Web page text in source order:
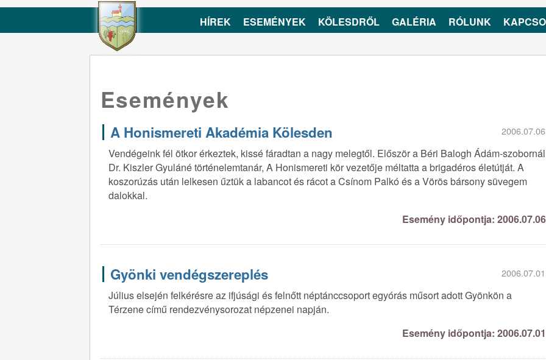
HÍREK ESEMÉNYEK KÖLESDRŐL GALÉRIA RÓLUNK
Események
A Honismereti Akadémia Kölesden
Vendégeink fél ötkor érkeztek, kissé fáradtan a nagy melegtől. Először a Béri Balogh Ádám-szobornál
Dr. Kiszler Gyuláné történelemtanár, A Honismereti kör vezetője méltatta a brigadéros életútját. A
koszorúzás után lelkesen űztük a labancot és rácot a Csínom Palkó és a Vörös bársony süvegem
dalokkal.
Esemény időpontja: 2006.07.06
Gyönki vendégszereplés
Július elsején felkérésre az ifjúsági és felnőtt néptánccsoport egyórás műsort adott Gyönkön a
Térzene című rendezvénysorozat népzenei napján.
Esemény időpontja: 2006.07.01